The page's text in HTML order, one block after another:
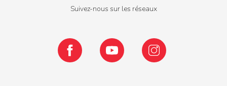
Suivez-nous sur les réseaux
Facebook YouTube